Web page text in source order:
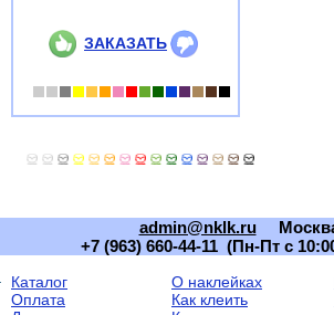
ЗАКАЗАТЬ
admin@nklk.ru
+7 (963) 660-44-11 (Пн-Пт с
Каталог
Оплата
О наклейках
Как клеить